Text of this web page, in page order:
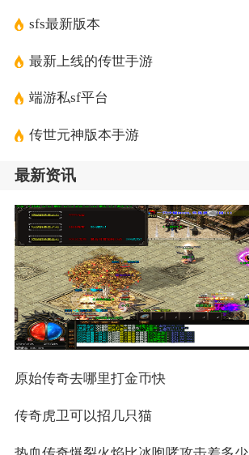
sfs最新版本
最新上线的传世手游
端游私sf平台
传世元神版本手游
最新资讯
原始传奇去哪里打金币快
传奇虎卫可以招几只猫